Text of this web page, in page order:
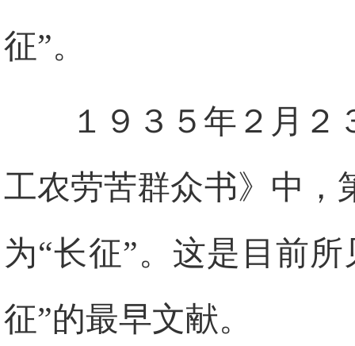
征”。
１９３５年２月
工农劳苦群众书》中，
为“长征”。这是目前
征”的最早文献。